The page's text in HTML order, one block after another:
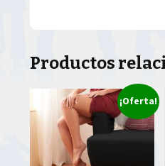
Productos
¡Oferta!